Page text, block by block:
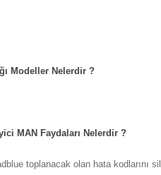
Modeller Nelerdir ?
MAN Faydaları Nelerdir ?
toplanacak olan hata kodlarını